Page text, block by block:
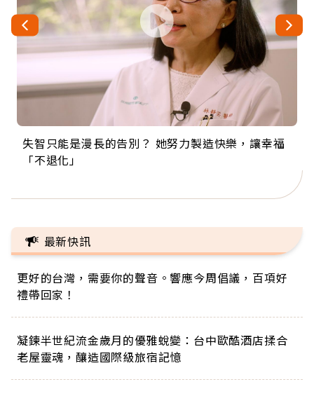
失智只能是漫長的告別？ 她努力製造快樂，讓幸福
「不退化」
來自剛果的巧克力神父 為台灣奉獻36年 「台灣是我
的家，我連作夢都講台語！」
63歲卸矽谷副總、搬回台灣找快樂！「蛋黃哥小
丑」走進安養院，逗樂上萬爺奶：退休後才開始真
104歲打破金氏世界紀錄 成為全球最年長羽球選
手，分享長壽的秘密原來是「這個」
事業巔峰他選擇追夢…黑手阿伯拉小提琴還登上小
巨蛋！連CNN都大讚！
最新快訊
更好的台灣，需要你的聲音。響應今周倡議，百項好
禮帶回家！
凝鍊半世紀流金歲月的優雅蛻變：台中歐酷酒店揉合
老屋靈魂，釀造國際級旅宿記憶